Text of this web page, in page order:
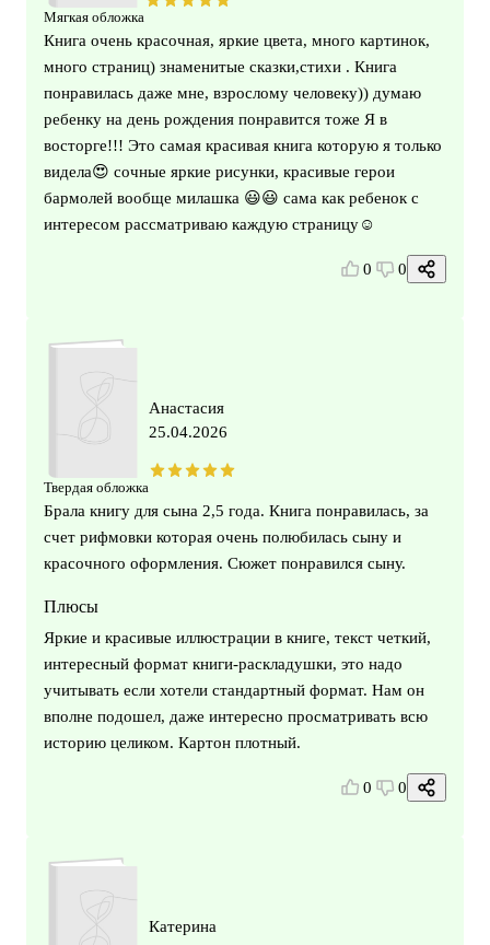
Мягкая обложка
Книга очень красочная, яркие цвета, много картинок,
много страниц) знаменитые сказки,стихи . Книга
понравилась даже мне, взрослому человеку)) думаю
ребенку на день рождения понравится тоже Я в
восторге!!! Это самая красивая книга которую я только
видела😍 сочные яркие рисунки, красивые герои
бармолей вообще милашка 😃😃 сама как ребенок с
интересом рассматриваю каждую страницу☺️
0 0
Твердая обложка
Анастасия
25.04.2026
Брала книгу для сына 2,5 года. Книга понравилась, за
счет рифмовки которая очень полюбилась сыну и
красочного оформления. Сюжет понравился сыну.
Плюсы
Яркие и красивые иллюстрации в книге, текст четкий,
интересный формат книги-раскладушки, это надо
учитывать если хотели стандартный формат. Нам он
вполне подошел, даже интересно просматривать всю
историю целиком. Картон плотный.
0 0
Катерина